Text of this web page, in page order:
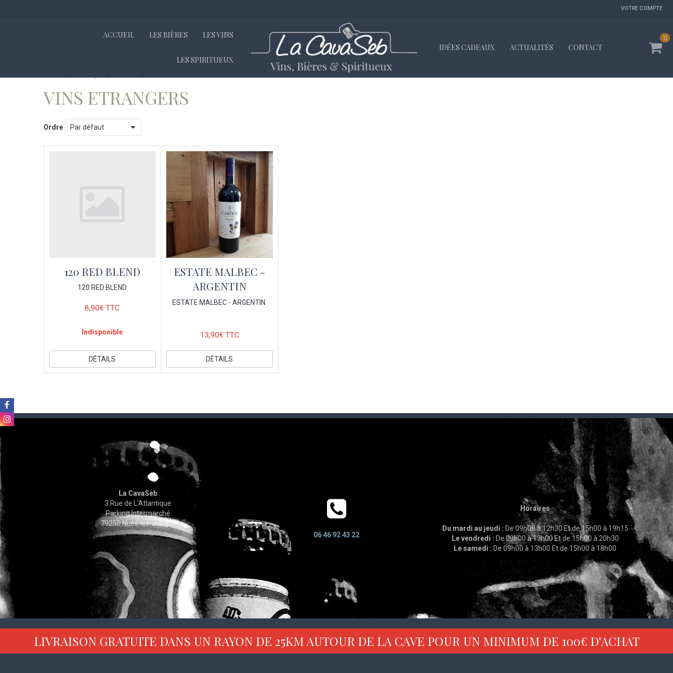
ACCUEIL LES BIÈRES LES VINS
LES SPIRITUEUX
IDÉES CADEAUX ACTUALITÉS CONTACT
0
VOTRE COMPTE
VINS ETRANGERS
Ordre
120 RED BLEND
120 RED BLEND
8,90€ TTC
Indisponible
DÉTAILS
ESTATE MALBEC -
ARGENTIN
ESTATE MALBEC - ARGENTIN
13,90€ TTC
DÉTAILS
La CavaSeb
3 Rue de L'Atlantique
Parking Intermarché
79250 Nueil-les-aubiers
06 46 92 43 22
Horaires
Du mardi au jeudi : De 09h00 à 12h30 Et de 15h00 à 19h15
Le vendredi : De 09h00 à 13h00 Et de 15h00 à 20h30
Le samedi : De 09h00 à 13h00 Et de 15h00 à 18h00
LIVRAISON GRATUITE DANS UN RAYON DE 25KM AUTOUR DE LA CAVE POUR UN MINIMUM DE 100€ D'ACHAT